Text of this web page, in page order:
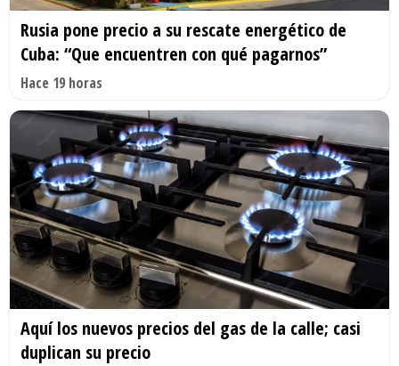
Rusia pone precio a su rescate energético de
Cuba: “Que encuentren con qué pagarnos”
Hace 19 horas
Aquí los nuevos precios del gas de la calle; casi
duplican su precio